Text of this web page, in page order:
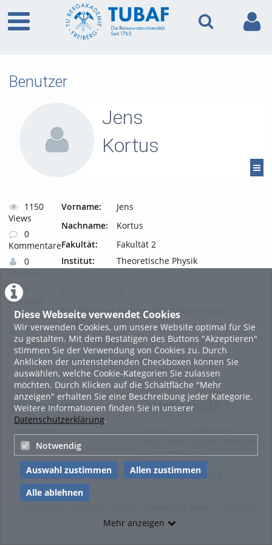
Diese Webseite verwendet Cookies
Wir verwenden Cookies, um unsere Website optimal für Sie
zu gestalten. Mit dem Bestätigen des Buttons "Akzeptieren"
stimmen Sie der Verwendung von Cookies zu. Durch
Anklicken der untenstehenden Checkboxen können Sie
auswählen, welche Cookie-Kategorien Sie zulassen
möchten. Durch Klicken auf die Schaltfläche "Mehr
anzeigen" erhalten Sie eine Beschreibung jeder Kategorie.
Weitere Informationen finden Sie in unserer
Datenschutzerklärung.
Notwendig
Auswahl zustimmen
Allen zustimmen
Alle ablehnen
Mehr anzeigen
Benutzer
Jens
Kortus
1150
Views
0
Kommentare
0
0
Gruppen
0 Alben
8
Medien
Vorname:
Jens
Nachname:
Kortus
Fakultät:
Fakultät 2
Institut:
Theoretische Physik
Der Benutzer ist noch kein Mitglied einer
Gruppe.
Freunde(0)
Es wurden noch keine Freunde eingetragen.
Impressum Datenschutz
inkl. Unterseiten
Cookie-Zustimmung